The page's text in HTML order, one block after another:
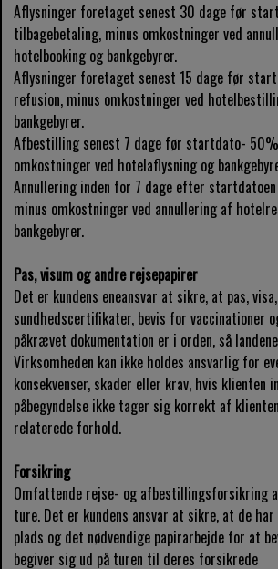
Aflysninger foretaget senest 30 dage før
tilbagebetaling, minus omkostninger ved
hotelbooking og bankgebyrer.
Aflysninger foretaget senest 15 dage før
refusion, minus omkostninger ved
bankgebyrer.
Afbestilling senest 7 dage før startdato-
omkostninger ved hotelaflysning og
Annullering inden for 7 dage efter
minus omkostninger ved annullering af
bankgebyrer.
Pas, visum og andre rejsepapirer
Det er kundens eneansvar at sikre, at pas, visa,
sundhedscertifikater, bevis for vaccinationer
påkrævet dokumentation er i orden, så
Virksomheden kan ikke holdes ansvarlig for
konsekvenser, skader eller krav, hvis klienten
påbegyndelse ikke tager sig korrekt af
relaterede forhold.
Forsikring
Omfattende rejse- og afbestillingsforsikring
ture. Det er kundens ansvar at sikre, at de
plads og det nødvendige papirarbejde for at
begiver sig ud på turen til deres forsikrede